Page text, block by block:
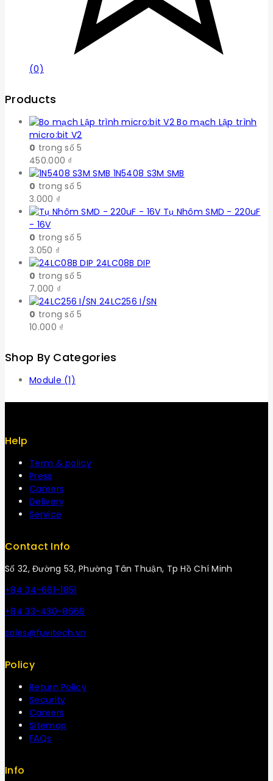
(0)
Products
Bo mạch Lập trình
micro:bit V2
0 trong số 5
450.000 ₫
1N5408 S3M SMB
0 trong số 5
3.000 ₫
Tụ Nhôm SMD - 220uF
- 16V
0 trong số 5
3.050 ₫
24LC08B DIP
0 trong số 5
7.000 ₫
24LC256 I/SN
0 trong số 5
10.000 ₫
Shop By Categories
Module (1)
Help
Term & policy
Press
Careers
Delivery
Service
Contact Info
Số 32, Đường 53, Phường Tân Thuận, Tp Hồ Chí Minh
+84 34-661-1851
+84 33-430-8669
sales@fuvitech.vn
Policy
Return Policy
Security
Careers
Sitemap
FAQs
Info